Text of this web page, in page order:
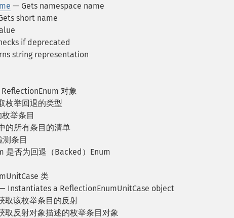
— Gets namespace name
short name
if deprecated
string representation
对象
枚举回退的类型
举条目
的所有条目的清单
条目
是否为回退（Backed）Enum
类
Instantiates a ReflectionEnumUnitCase object
取该枚举条目的反射
取反射对象描述的枚举条目对象